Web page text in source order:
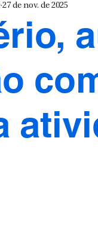
27 de nov. de 2025